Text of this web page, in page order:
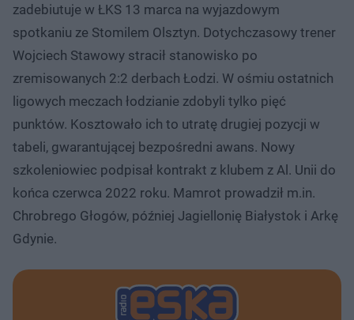
zadebiutuje w ŁKS 13 marca na wyjazdowym
spotkaniu ze Stomilem Olsztyn. Dotychczasowy trener
Wojciech Stawowy stracił stanowisko po
zremisowanych 2:2 derbach Łodzi. W ośmiu ostatnich
ligowych meczach łodzianie zdobyli tylko pięć
punktów. Kosztowało ich to utratę drugiej pozycji w
tabeli, gwarantującej bezpośredni awans. Nowy
szkoleniowiec podpisał kontrakt z klubem z Al. Unii do
końca czerwca 2022 roku. Mamrot prowadził m.in.
Chrobrego Głogów, później Jagiellonię Białystok i Arkę
Gdynie.